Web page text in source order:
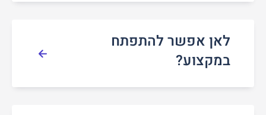
לאן אפשר להתפתח
במקצוע?